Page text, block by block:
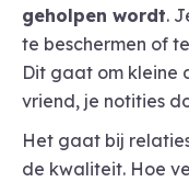
geholpen wordt.
te beschermen of
Dit gaat om kleine
vriend, je notities
Het gaat bij
de kwaliteit. Hoe